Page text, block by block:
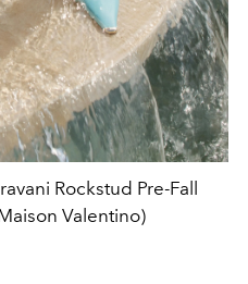
Rockstud Pre-Fall
Valentino)